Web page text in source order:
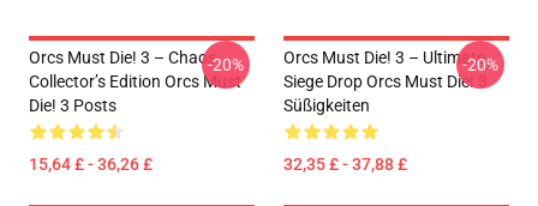
Orcs Must Die! 3 – Chaos
Collector’s Edition Orcs Must
Die! 3 Posts
15,64 £ - 36,26 £
-20%
Orcs Must Die! 3 – Ultimate
Siege Drop Orcs Must Die! 3
Süßigkeiten
32,35 £ - 37,88 £
-20%